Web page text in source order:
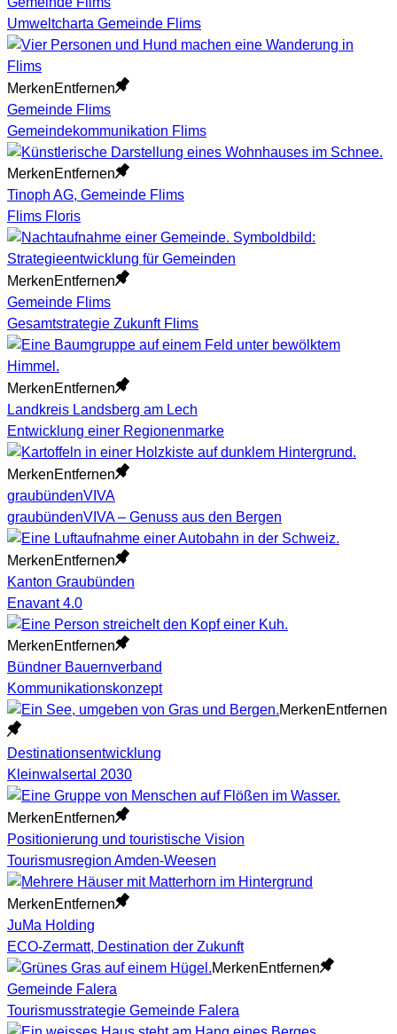
Umweltcharta Gemeinde Flims
MerkenEntfernen
Gemeinde Flims
Gemeindekommunikation Flims
MerkenEntfernen
Tinoph AG, Gemeinde Flims
Flims Floris
MerkenEntfernen
Gemeinde Flims
Gesamtstrategie Zukunft Flims
MerkenEntfernen
Landkreis Landsberg am Lech
Entwicklung einer Regionenmarke
MerkenEntfernen
graubündenVIVA
graubündenVIVA – Genuss aus den Bergen
MerkenEntfernen
Kanton Graubünden
Enavant 4.0
MerkenEntfernen
Bündner Bauernverband
Kommunikationskonzept
MerkenEntfernen
Destinationsentwicklung
Kleinwalsertal 2030
MerkenEntfernen
Positionierung und touristische Vision
Tourismusregion Amden-Weesen
MerkenEntfernen
JuMa Holding
ECO-Zermatt, Destination der Zukunft
MerkenEntfernen
Gemeinde Falera
Tourismusstrategie Gemeinde Falera